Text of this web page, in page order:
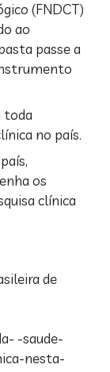
(FNDCT)
ao
passe a
toda
no país.
os
clínica
de
-saude-
nesta-